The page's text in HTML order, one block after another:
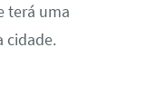
terá uma
cidade.